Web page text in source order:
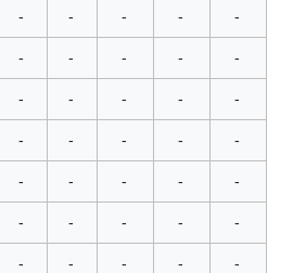
- - - - -
- - - - -
- - - - -
- - - - -
- - - - -
- - - - -
- - - - -